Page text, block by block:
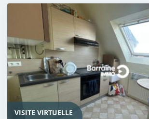
VISITE VIRTUELLE